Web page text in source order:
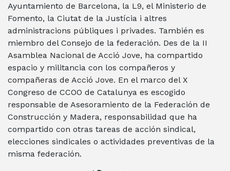
Ayuntamiento de Barcelona, la L9, el Ministerio de
Fomento, la Ciutat de la Justícia i altres
administracions públiques i privades. También es
miembro del Consejo de la federación. Des de la II
Asamblea Nacional de Acció Jove, ha compartido
espacio y militancia con los compañeros y
compañeras de Acció Jove. En el marco del X
Congreso de CCOO de Catalunya es escogido
responsable de Asesoramiento de la Federación de
Construcción y Madera, responsabilidad que ha
compartido con otras tareas de acción sindical,
elecciones sindicales o actividades preventivas de la
misma federación.